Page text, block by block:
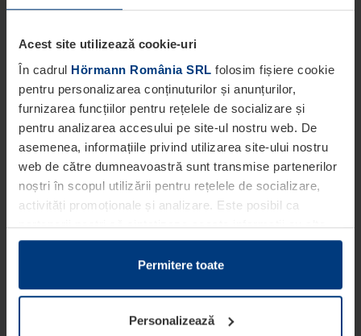
Acest site utilizează cookie-uri
În cadrul Hörmann România SRL folosim fișiere cookie
pentru personalizarea conținuturilor și anunțurilor,
furnizarea funcțiilor pentru rețelele de socializare și
pentru analizarea accesului pe site-ul nostru web. De
asemenea, informațiile privind utilizarea site-ului nostru
web de către dumneavoastră sunt transmise partenerilor
noștri în scopul utilizării pentru rețelele de socializare,
activități promoționale și analizare. Este posibil ca
partenerii noștri să sintetizeze aceste informații cu alte
date pe care dumneavoastră le-ați pus la dispoziția
acestora ori care au fost colectate în cadrul utilizării
Din punct de vedere legal, putem stoca fișiere cookie pe
dispozitivul dumneavoastră în cazul în care acestea sunt
Permitere toate
Personalizează